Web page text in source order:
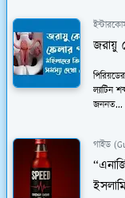
জরায়ু
ল্যাটিন
জননত...
গাইড